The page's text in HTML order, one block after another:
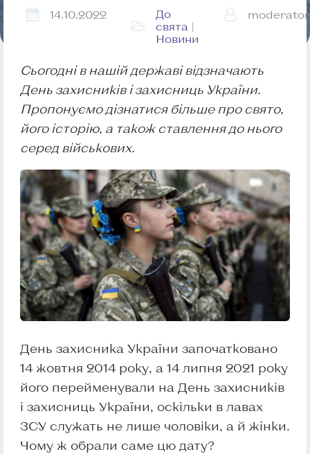
14.10.2022
До
свята |
Новини
moderator
Сьогодні в нашій державі відзначають
День захисників і захисниць України.
Пропонуємо дізнатися більше про свято,
його історію, а також ставлення до нього
серед військових.
День захисника України започатковано
14 жовтня 2014 року, а 14 липня 2021 року
його перейменували на День захисників
і захисниць України, оскільки в лавах
ЗСУ служать не лише чоловіки, а й жінки.
Чому ж обрали саме цю дату?